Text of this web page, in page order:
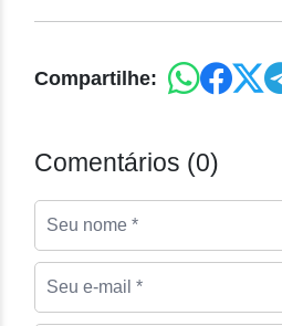
Compartilhe:
Comentários (0)